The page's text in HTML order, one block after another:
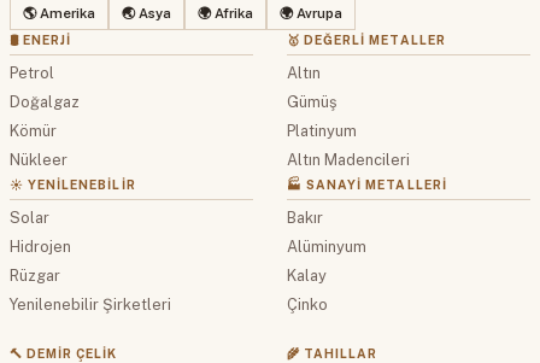
🌎 Amerika 🌏 Asya 🌍 Afrika 🌍 Avrupa
🛢 ENERJI
Petrol
Doğalgaz
Kömür
Nükleer
☀️ YENILENEBILIR
Solar
Hidrojen
Rüzgar
Yenilenebilir Şirketleri
🥇 DEĞERLI METALLER
Altın
Gümüş
Platinyum
Altın Madencileri
🏭 SANAYI METALLERI
Bakır
Alüminyum
Kalay
Çinko
🔨 DEMIR ÇELIK 🌾 TAHILLAR